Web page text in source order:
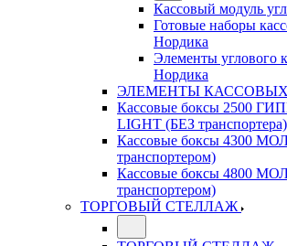
Кассовый модуль
Готовые наборы
Нордика
Элементы углового
Нордика
ЭЛЕМЕНТЫ
Кассовые боксы 2500
LIGHT (БЕЗ транспортера)
Кассовые боксы 4300
транспортером)
Кассовые боксы 4800
транспортером)
ТОРГОВЫЙ СТЕЛЛАЖ